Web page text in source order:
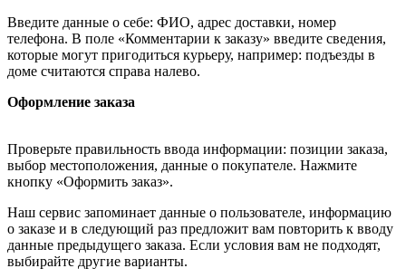
Введите данные о себе: ФИО, адрес доставки, номер
телефона. В поле «Комментарии к заказу» введите сведения,
которые могут пригодиться курьеру, например: подъезды в
доме считаются справа налево.
Оформление заказа
Проверьте правильность ввода информации: позиции заказа,
выбор местоположения, данные о покупателе. Нажмите
кнопку «Оформить заказ».
Наш сервис запоминает данные о пользователе, информацию
о заказе и в следующий раз предложит вам повторить к вводу
данные предыдущего заказа. Если условия вам не подходят,
выбирайте другие варианты.